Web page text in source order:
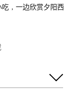
，一边欣赏夕阳西